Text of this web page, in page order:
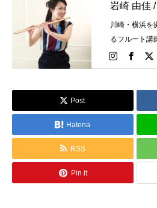
岩崎 由佳
川崎・横浜を
るフルート講
し、個々の才
す。あなたの
Post
Hatena
RSS
Pin it